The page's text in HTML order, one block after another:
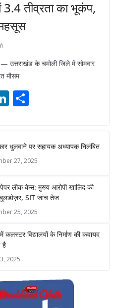
तीव्रता का भूकंप,
उत्तराखंड के चमोली जिले में सोमवार
मौसम
Li
e
dI
e
धुलवाने पर सहायक अध्यापक निलंबित
27, 2025
लीक केस: मुख्य आरोपी खालिद की
SIT जांच तेज
25, 2025
कलस्टर विद्यालयों के निर्माण की कवायद
है
2025